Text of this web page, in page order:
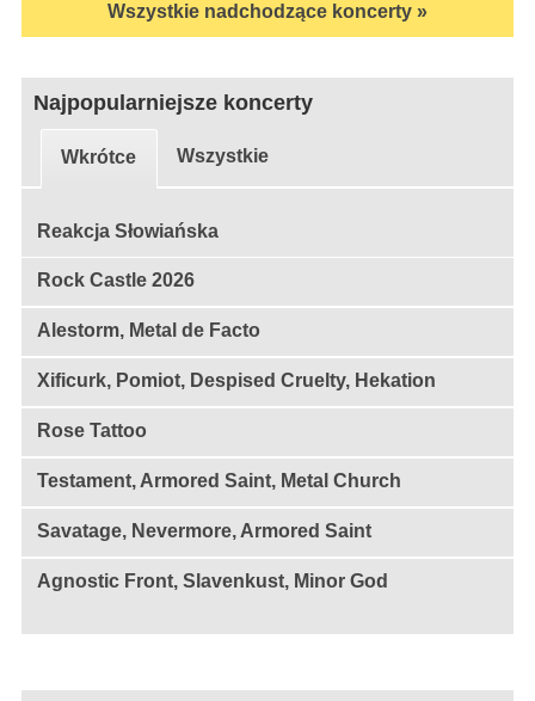
Wszystkie nadchodzące koncerty »
Najpopularniejsze koncerty
Wkrótce Wszystkie
Reakcja Słowiańska
Rock Castle 2026
Alestorm, Metal de Facto
Xificurk, Pomiot, Despised Cruelty, Hekation
Rose Tattoo
Testament, Armored Saint, Metal Church
Savatage, Nevermore, Armored Saint
Agnostic Front, Slavenkust, Minor God